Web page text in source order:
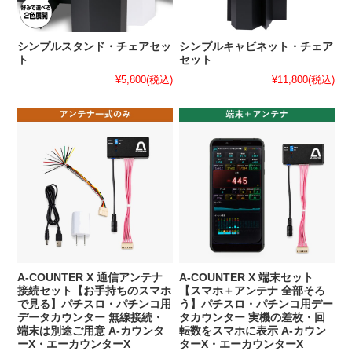
シンプルスタンド・チェアセッ
ト
¥5,800(税込)
シンプルキャビネット・チェア
セット
¥11,800(税込)
A-COUNTER X 通信アンテナ
接続セット【お手持ちのスマホ
で見る】パチスロ・パチンコ用
データカウンター 無線接続・
端末は別途ご用意 A-カウンタ
ーX・エーカウンターX
A-COUNTER X 端末セット
【スマホ＋アンテナ 全部そろ
う】パチスロ・パチンコ用デー
タカウンター 実機の差枚・回
転数をスマホに表示 A-カウン
ターX・エーカウンターX